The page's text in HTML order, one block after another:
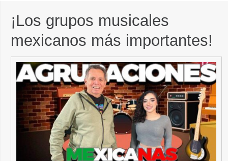
¡Los grupos musicales
mexicanos más importantes!